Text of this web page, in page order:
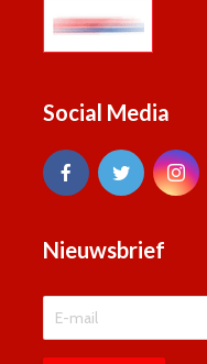
Social Media
Nieuwsbrief